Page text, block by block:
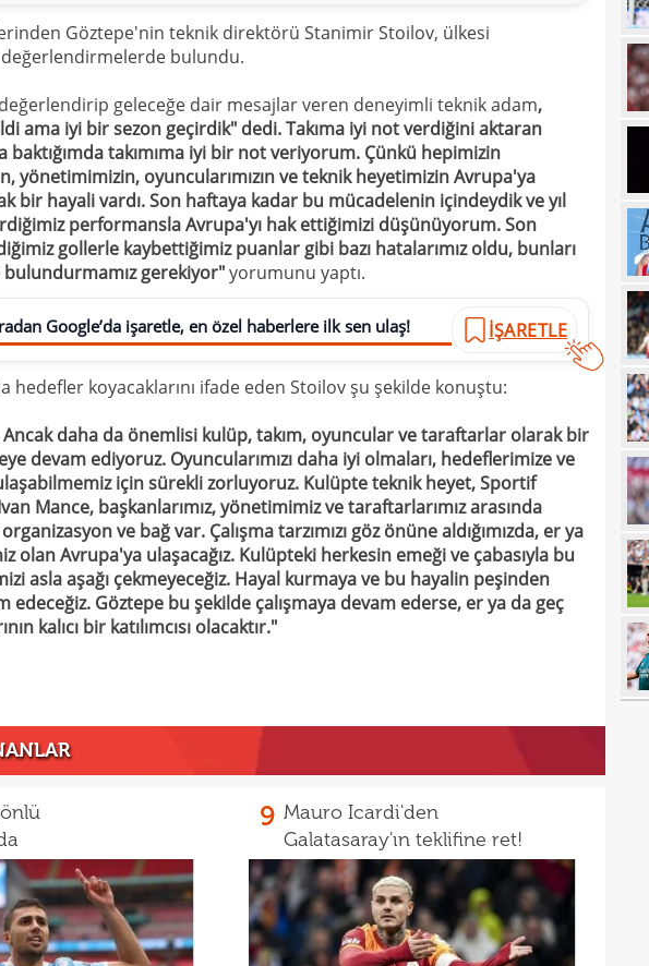
Göztepe'nin teknik direktörü Stanimir Stoilov, ülkesi
bulundu.
geleceğe dair mesajlar veren deneyimli teknik adam,
ama iyi bir sezon geçirdik" dedi. Takıma iyi not verdiğini aktaran
baktığımda takımıma iyi bir not veriyorum. Çünkü hepimizin
yönetimimizin, oyuncularımızın ve teknik heyetimizin Avrupa'ya
bir hayali vardı. Son haftaya kadar bu mücadelenin içindeydik ve yıl
performansla Avrupa'yı hak ettiğimizi düşünüyorum. Son
gollerle kaybettiğimiz puanlar gibi bazı hatalarımız oldu, bunları
gerekiyor"yorumunu yaptı.
Google’da işaretle, en özel haberlere ilk sen ulaş! İŞARETLE
hedefler koyacaklarını ifade eden Stoilov şu şekilde konuştu:
Ancak daha da önemlisi kulüp, takım, oyuncular ve taraftarlar olarak bir
devam ediyoruz. Oyuncularımızı daha iyi olmaları, hedeflerimize ve
için sürekli zorluyoruz. Kulüpte teknik heyet, Sportif
Mance, başkanlarımız, yönetimimiz ve taraftarlarımız arasında
ve bağ var. Çalışma tarzımızı göz önüne aldığımızda, er ya
olan Avrupa'ya ulaşacağız. Kulüpteki herkesin emeği ve çabasıyla bu
asla aşağı çekmeyeceğiz. Hayal kurmaya ve bu hayalin peşinden
edeceğiz. Göztepe bu şekilde çalışmaya devam ederse, er ya da geç
kalıcı bir katılımcısı olacaktır."
9 Mauro Icardi'den
Galatasaray'ın teklifine ret!
12.